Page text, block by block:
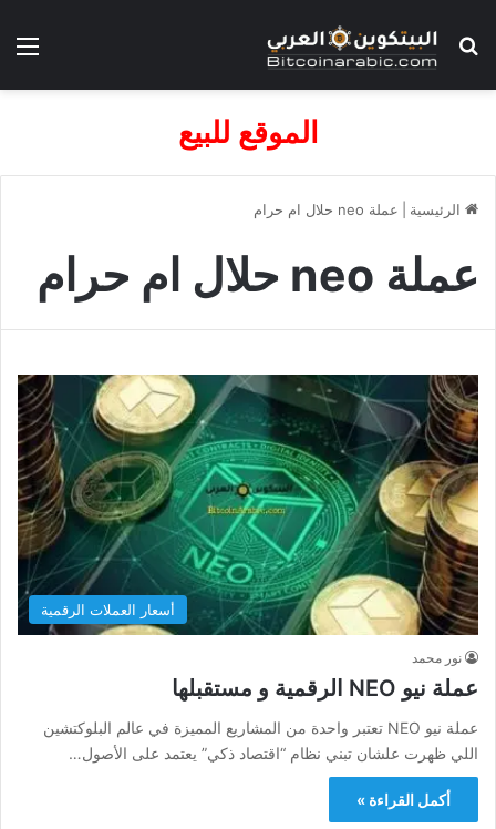
بحث عن
الموقع للبيع
الرئيسية عملة neo حلال ام حرام
عملة neo حلال ام حرام
أسعار العملات الرقمية
نور محمد
عملة نيو NEO الرقمية و مستقبلها
عملة نيو NEO تعتبر واحدة من المشاريع المميزة في عالم البلوكتشين
اللي ظهرت علشان تبني نظام “اقتصاد ذكي” يعتمد على الأصول…
أكمل القراءة »